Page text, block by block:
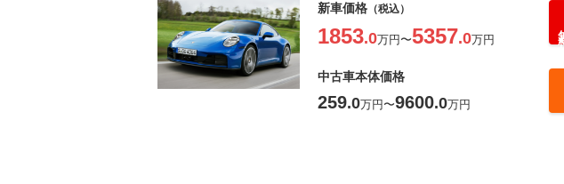
新車価格 （税込）
1853.0万円〜5357.0万円
中古車本体価格
259.0万円〜9600.0万円